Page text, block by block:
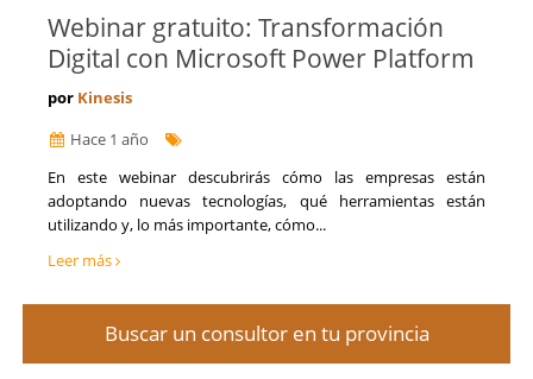
Webinar gratuito: Transformación
Digital con Microsoft Power Platform
por Kinesis
Hace 1 año
En este webinar descubrirás cómo las empresas están
adoptando nuevas tecnologías, qué herramientas están
utilizando y, lo más importante, cómo...
Leer más
Buscar un consultor en tu provincia